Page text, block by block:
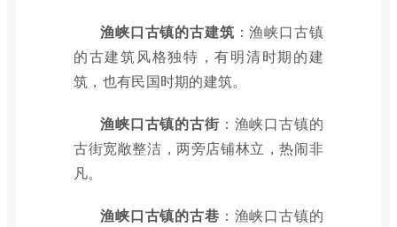
渔峡口古镇的古建筑 ：渔峡口古镇
的古建筑风格独特，有明清时期的建
筑，也有民国时期的建筑。
渔峡口古镇的古街 ：渔峡口古镇的
古街宽敞整洁，两旁店铺林立，热闹非
凡。
渔峡口古镇的古巷 ：渔峡口古镇的